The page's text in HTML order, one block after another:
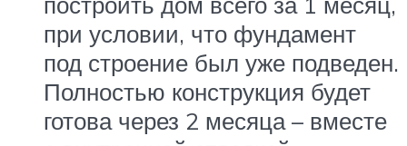
при условии, что фундамент
под строение был уже подведен.
Полностью конструкция будет
готова через 2 месяца – вместе